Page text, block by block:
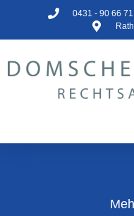
0431 - 90 66